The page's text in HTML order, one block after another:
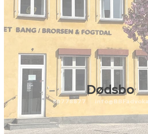
Dødsbo
88778877